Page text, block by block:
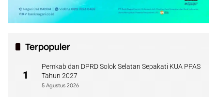
Terpopuler
1
Pemkab dan DPRD Solok Selatan Sepakati KUA PPAS
Tahun 2027
5 Agustus 2026